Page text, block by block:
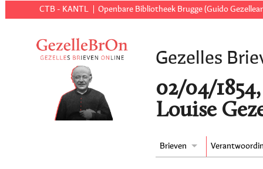
CTB - KANTL Openbare Bibliotheek Brugge (Guido
Gezelles
02/04/
Louise
Brieven